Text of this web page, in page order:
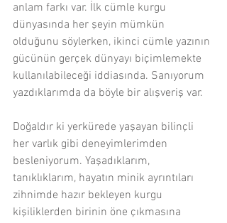
anlam farkı var. İlk cümle kurgu
dünyasında her şeyin mümkün
olduğunu söylerken, ikinci cümle yazının
gücünün gerçek dünyayı biçimlemekte
kullanılabileceği iddiasında. Sanıyorum
yazdıklarımda da böyle bir alışveriş var.
Doğaldır ki yerkürede yaşayan bilinçli
her varlık gibi deneyimlerimden
besleniyorum. Yaşadıklarım,
tanıklıklarım, hayatın minik ayrıntıları
zihnimde hazır bekleyen kurgu
kişiliklerden birinin öne çıkmasına